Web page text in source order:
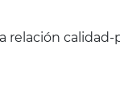
relación calidad-